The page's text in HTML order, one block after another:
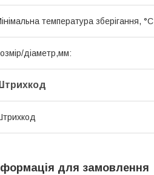
температура зберігання, °C
діаметр,мм:
для замовлення